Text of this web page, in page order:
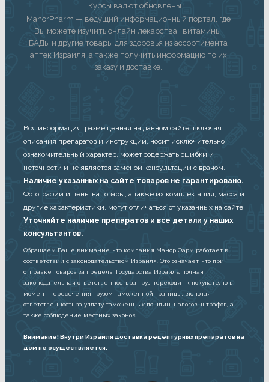
Курсы валют обновлены
ManorPharm — ведущий информационный портал, где
Вы можете изучить онлайн лекарства, витамины,
БАДы и другие товары для здоровья из ассортимента
аптек Израиля, а также получить информацию по их
заказу и доставке.
Вся информация, размещенная на данном сайте, включая
описания препаратов и инструкции, носит исключительно
ознакомительный характер, может содержать ошибки и
неточности и не является заменой консультации с врачом.
Наличие указанных на сайте товаров не гарантировано.
Фотографии и цены на товары, а также их комплектация, масса и
другие характеристики, могут отличаться от указанных на сайте.
Уточняйте наличие препаратов и все детали у наших
консультантов.
Обращаем Ваше внимание, что компания Манор Фарм работает в
соответствии с законодательством Израиля. Это означает, что при
отправке товаров за пределы Государства Израиль, полная
законодательная ответственность за груз переходит к покупателю в
момент пересечения грузом таможенной границы, включая
ответственность за уплату таможенных пошлин, налогов, штрафов, а
также соблюдение местных законов.
Внимание! Внутри Израиля доставка рецептурных препаратов на
дом не осуществляется.